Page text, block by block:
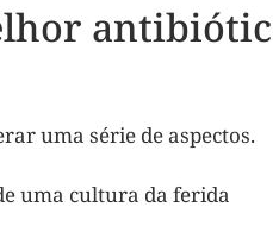
uma série de aspectos.
uma cultura da ferida